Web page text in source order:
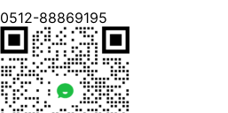
0512-88869195